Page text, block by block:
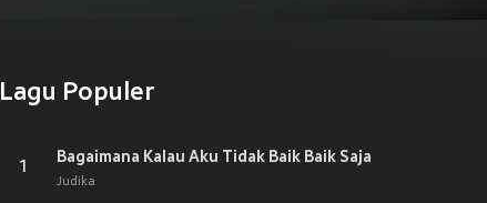
Lagu Populer
1
Bagaimana Kalau Aku Tidak Baik Baik Saja
Judika